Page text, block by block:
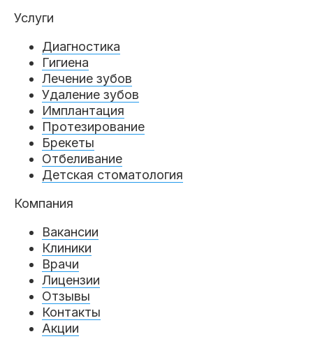
Услуги
Диагностика
Гигиена
Лечение зубов
Удаление зубов
Имплантация
Протезирование
Брекеты
Отбеливание
Детская стоматология
Компания
Вакансии
Клиники
Врачи
Лицензии
Отзывы
Контакты
Акции